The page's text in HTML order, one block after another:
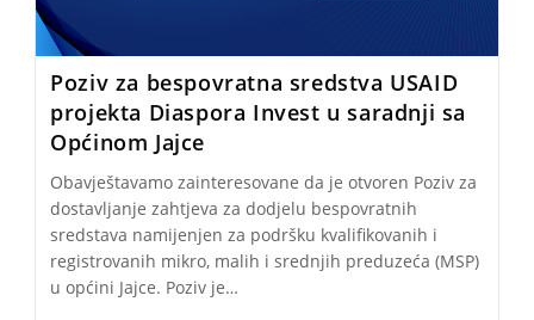
Poziv za bespovratna sredstva USAID
projekta Diaspora Invest u saradnji sa
Općinom Jajce
Obavještavamo zainteresovane da je otvoren Poziv za
dostavljanje zahtjeva za dodjelu bespovratnih
sredstava namijenjen za podršku kvalifikovanih i
registrovanih mikro, malih i srednjih preduzeća (MSP)
u općini Jajce. Poziv je…